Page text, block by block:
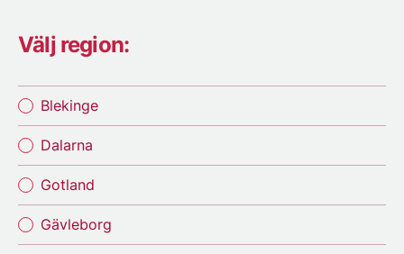
Välj region:
Blekinge
Dalarna
Gotland
Gävleborg